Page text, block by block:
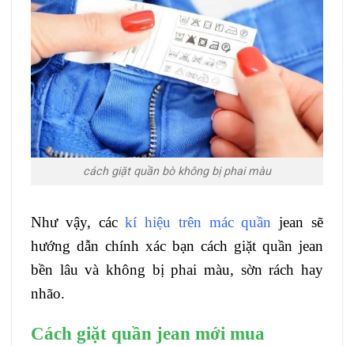
cách giặt quần bò không bị phai màu
Như vậy, cáckí hiệu trên mác quần jean sẽ
hướng dẫn chính xác bạn cách giặt quần jean
bền lâu và không bị phai màu, sờn rách hay
nhão.
Cách giặt quần jean mới mua